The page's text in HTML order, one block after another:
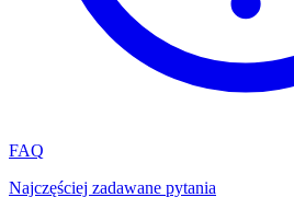
FAQ
Najczęściej zadawane pytania